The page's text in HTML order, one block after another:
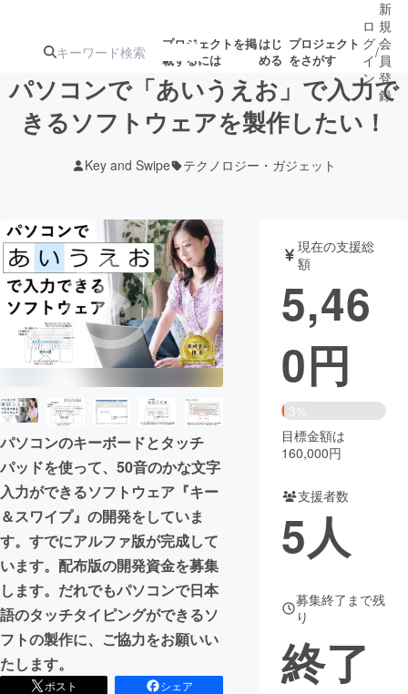
プロジェクトを掲
載するには
はじ
める
プロジェクト
をさがす
ターン
ジェクト
ロジェクト
されます
アート・写真 音楽
テクノロジー・ガジェット ゲーム・サ
映像・映画 書籍・雑誌
ビジネス・起業 チャレンジ
まちづくり・地域活性化
CAMPFIRE for Social Good
CAMPFIRE Creation
CAMPFIREふるさと納税
コミュニティ
ロ
グ
イ
ン
/
新
規
会
員
登
録
パソコンで「あいうえお」で入力で
きるソフトウェアを製作したい！
Key and Swipe テクノロジー・ガジェット
パソコンのキーボードとタッチ
パッドを使って、50音のかな文字
入力ができるソフトウェア『キー
＆スワイプ』の開発をしていま
す。すでにアルファ版が完成して
います。配布版の開発資金を募集
します。だれでもパソコンで日本
語のタッチタイピングができるソ
フトの製作に、ご協力をお願いい
たします。
ポスト
シェア
現在の支援総
額
5,46
0円
3%
目標金額は
160,000円
支援者数
5人
募集終了まで残
り
終了